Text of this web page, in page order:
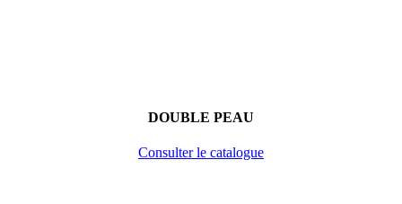
DOUBLE PEAU
Consulter le catalogue